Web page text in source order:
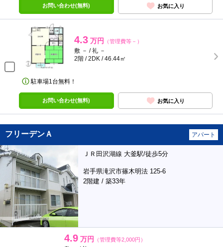
お問い合わせ(無料) お気に入り
4.3 万円 （管理費等－）
敷 － / 礼 －
2階 / 2DK / 46.44㎡
駐車場1台無料！
お問い合わせ(無料) お気に入り
フリーデンＡ アパート
ＪＲ田沢湖線 大釜駅/徒歩5分
岩手県滝沢市篠木明法 125-6
2階建 / 築33年
4.9 万円 （管理費等2,000円）